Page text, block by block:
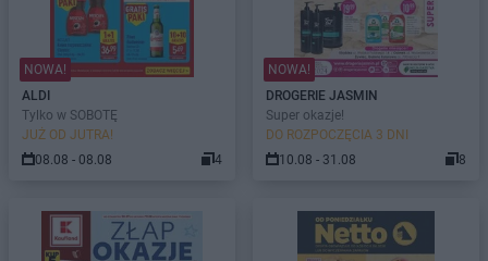
NOWA!
ALDI
Tylko w SOBOTĘ
JUŻ OD JUTRA!
08.08 - 08.08
4
NOWA!
DROGERIE JASMIN
Super okazje!
DO ROZPOCZĘCIA 3 DNI
10.08 - 31.08
8